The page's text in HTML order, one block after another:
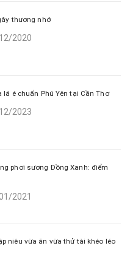
thương nhớ
2020
é chuẩn Phú Yên tại Cần Thơ
2023
phơi sương Đồng Xanh: điểm
2021
niêu vừa ăn vừa thử tài khéo léo